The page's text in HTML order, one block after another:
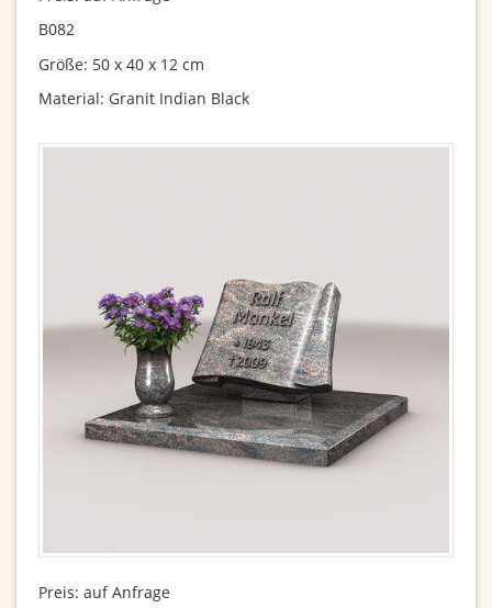
B082
Größe: 50 x 40 x 12 cm
Material: Granit Indian Black
Preis: auf Anfrage